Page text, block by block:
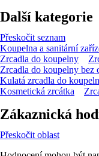
Další kategorie
Přeskočit seznam
Koupelna a sanitární
Zrcadla do koupelny
Zrcadla do koupelny bez
Kulatá zrcadla do
Kosmetická zrcátka
Zákaznická
Přeskočit oblast